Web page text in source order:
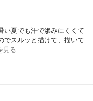
い夏でも汗で滲みにくくて
でスルッと描けて、描いて
見る